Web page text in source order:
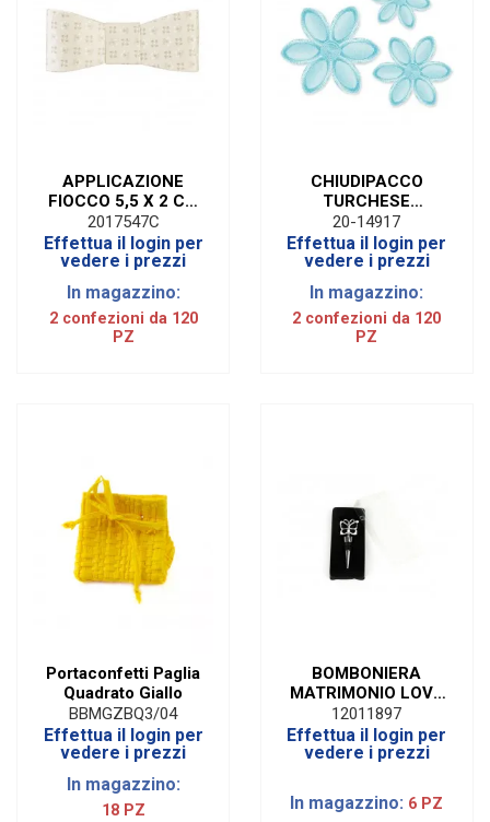
APPLICAZIONE
FIOCCO 5,5 X 2 CM
(120 PZ) | BLOOM
TORTORA
2017547C
Effettua il login per
vedere i prezzi
In magazzino:
2 confezioni da 120
PZ
CHIUDIPACCO
TURCHESE
MARGHERITA (120
PZ)
20-14917
Effettua il login per
vedere i prezzi
In magazzino:
2 confezioni da 120
PZ
Portaconfetti Paglia
Quadrato Giallo
BBMGZBQ3/04
Effettua il login per
vedere i prezzi
In magazzino:
18 PZ
BOMBONIERA
MATRIMONIO LOVE
TAPPO FARFALLA
CON SCATOLA
12011897
Effettua il login per
vedere i prezzi
In magazzino: 6 PZ